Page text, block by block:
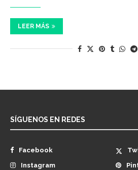
LEER MÁS
SÍGUENOS EN REDES
Facebook
Instagram